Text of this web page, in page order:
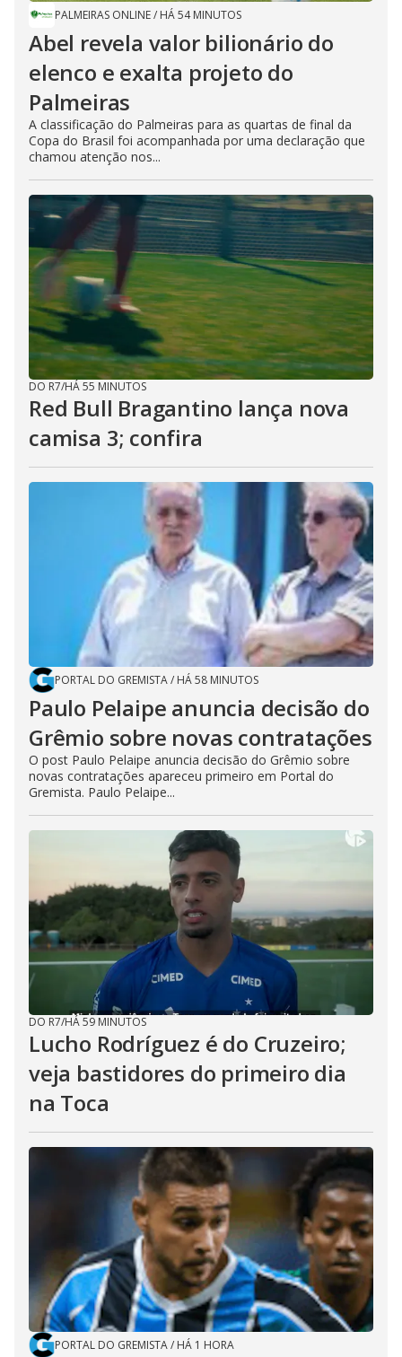
PALMEIRAS ONLINE/ HÁ 54 MINUTOS
Abel revela valor bilionário do
elenco e exalta projeto do
Palmeiras
A classificação do Palmeiras para as quartas de final da
Copa do Brasil foi acompanhada por uma declaração que
chamou atenção nos...
DO R7/HÁ 55 MINUTOS
Red Bull Bragantino lança nova
camisa 3; confira
PORTAL DO GREMISTA/ HÁ 58 MINUTOS
Paulo Pelaipe anuncia decisão do
Grêmio sobre novas contratações
O post Paulo Pelaipe anuncia decisão do Grêmio sobre
novas contratações apareceu primeiro em Portal do
Gremista. Paulo Pelaipe...
DO R7/HÁ 59 MINUTOS
Lucho Rodríguez é do Cruzeiro;
veja bastidores do primeiro dia
na Toca
PORTAL DO GREMISTA/ HÁ 1 HORA